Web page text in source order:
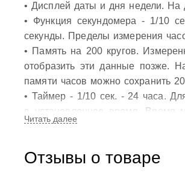
• Дисплей даты и дня недели. На
• Функция секундомера - 1/10
секунды. Пределы измерения
• Память на 200 кругов.
отобразить эти данные позже.
памяти часов можно сохранить
• Таймер - 1/10 сек. - 24 часа.
в установленное время. Время
сторону в установленное
• 5 ежедневных будильников.
Отзывы о товаре